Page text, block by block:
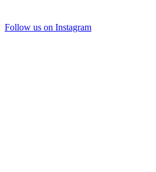
Follow us on Instagram